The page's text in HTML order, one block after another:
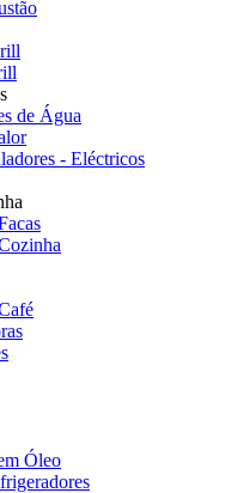
de Água
- Eléctricos
Óleo